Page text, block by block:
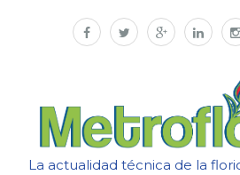
La actualidad técnica de la